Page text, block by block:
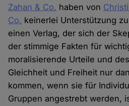
Zahan & Co. haben von
Co. keinerlei Unterstützung
einen Verlag, der sich der
der stimmige Fakten für
moralisierende Urteile und
Gleichheit und Freiheit nur
kommen, wenn sie für
Gruppen angestrebt werden,